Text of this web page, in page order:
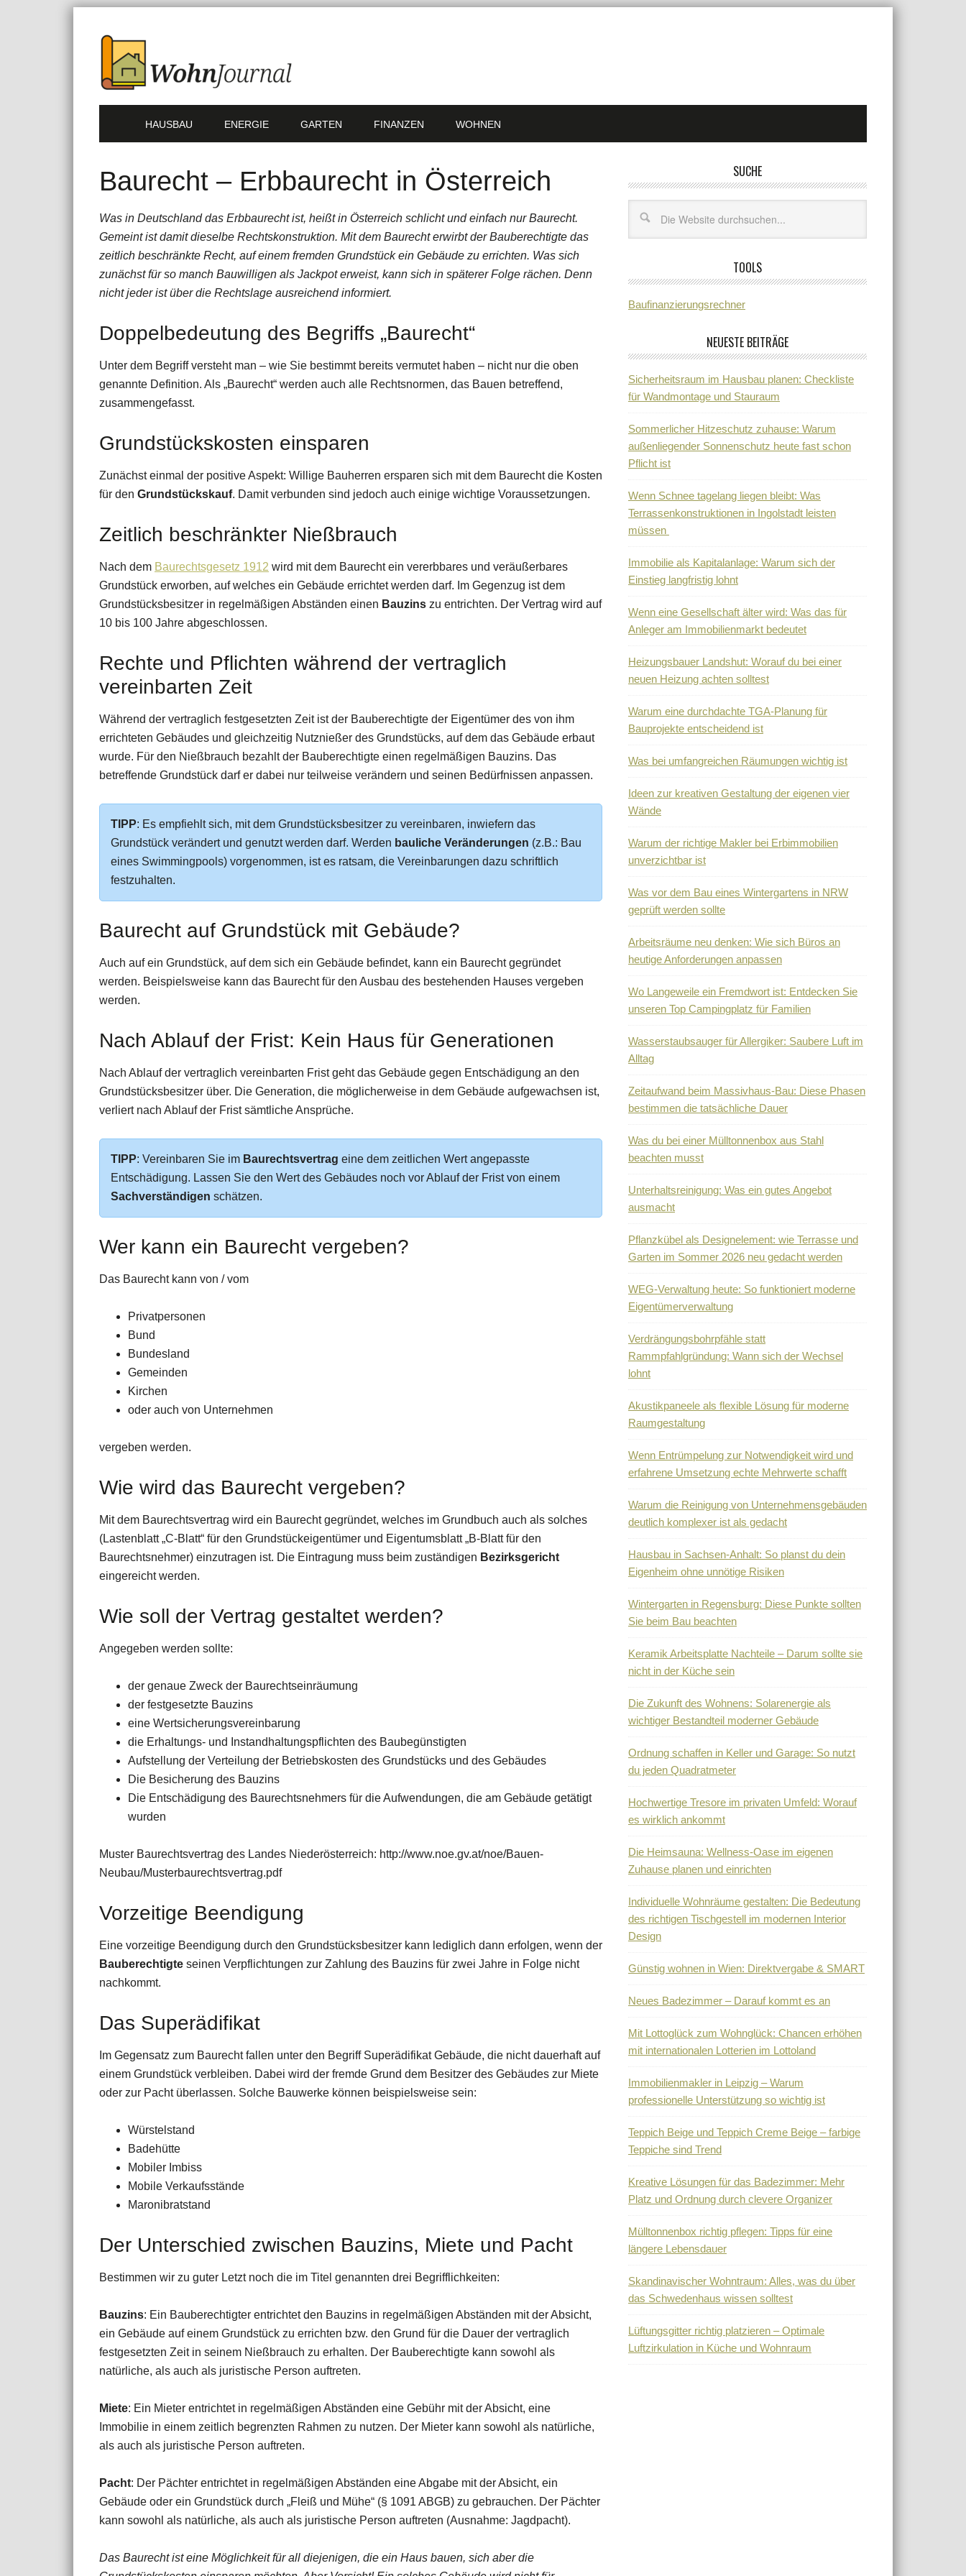
HAUSBAU ENERGIE GARTEN FINANZEN WOHNEN
Baurecht – Erbbaurecht in Österreich
Was in Deutschland das Erbbaurecht ist, heißt in Österreich schlicht und einfach nur Baurecht.
Gemeint ist damit dieselbe Rechtskonstruktion. Mit dem Baurecht erwirbt der Bauberechtigte das
zeitlich beschränkte Recht, auf einem fremden Grundstück ein Gebäude zu errichten. Was sich
zunächst für so manch Bauwilligen als Jackpot erweist, kann sich in späterer Folge rächen. Denn
nicht jeder ist über die Rechtslage ausreichend informiert.
Doppelbedeutung des Begriffs „Baurecht“
Unter dem Begriff versteht man – wie Sie bestimmt bereits vermutet haben – nicht nur die oben
genannte Definition. Als „Baurecht“ werden auch alle Rechtsnormen, das Bauen betreffend,
zusammengefasst.
Grundstückskosten einsparen
Zunächst einmal der positive Aspekt: Willige Bauherren ersparen sich mit dem Baurecht die Kosten
für den Grundstückskauf. Damit verbunden sind jedoch auch einige wichtige Voraussetzungen.
Zeitlich beschränkter Nießbrauch
Nach dem Baurechtsgesetz 1912 wird mit dem Baurecht ein vererbbares und veräußerbares
Grundstück erworben, auf welches ein Gebäude errichtet werden darf. Im Gegenzug ist dem
Grundstücksbesitzer in regelmäßigen Abständen einen Bauzins zu entrichten. Der Vertrag wird auf
10 bis 100 Jahre abgeschlossen.
Rechte und Pflichten während der vertraglich
vereinbarten Zeit
Während der vertraglich festgesetzten Zeit ist der Bauberechtigte der Eigentümer des von ihm
errichteten Gebäudes und gleichzeitig Nutznießer des Grundstücks, auf dem das Gebäude erbaut
wurde. Für den Nießbrauch bezahlt der Bauberechtigte einen regelmäßigen Bauzins. Das
betreffende Grundstück darf er dabei nur teilweise verändern und seinen Bedürfnissen anpassen.
TIPP: Es empfiehlt sich, mit dem Grundstücksbesitzer zu vereinbaren, inwiefern das
Grundstück verändert und genutzt werden darf. Werden bauliche Veränderungen (z.B.: Bau
eines Swimmingpools) vorgenommen, ist es ratsam, die Vereinbarungen dazu schriftlich
festzuhalten.
Baurecht auf Grundstück mit Gebäude?
Auch auf ein Grundstück, auf dem sich ein Gebäude befindet, kann ein Baurecht gegründet
werden. Beispielsweise kann das Baurecht für den Ausbau des bestehenden Hauses vergeben
werden.
Nach Ablauf der Frist: Kein Haus für Generationen
Nach Ablauf der vertraglich vereinbarten Frist geht das Gebäude gegen Entschädigung an den
Grundstücksbesitzer über. Die Generation, die möglicherweise in dem Gebäude aufgewachsen ist,
verliert nach Ablauf der Frist sämtliche Ansprüche.
TIPP: Vereinbaren Sie im Baurechtsvertrag eine dem zeitlichen Wert angepasste
Entschädigung. Lassen Sie den Wert des Gebäudes noch vor Ablauf der Frist von einem
Sachverständigen schätzen.
Wer kann ein Baurecht vergeben?
Das Baurecht kann von / vom
Privatpersonen
Bund
Bundesland
Gemeinden
Kirchen
oder auch von Unternehmen
vergeben werden.
Wie wird das Baurecht vergeben?
Mit dem Baurechtsvertrag wird ein Baurecht gegründet, welches im Grundbuch auch als solches
(Lastenblatt „C-Blatt“ für den Grundstückeigentümer und Eigentumsblatt „B-Blatt für den
Baurechtsnehmer) einzutragen ist. Die Eintragung muss beim zuständigen Bezirksgericht
eingereicht werden.
Wie soll der Vertrag gestaltet werden?
Angegeben werden sollte:
der genaue Zweck der Baurechtseinräumung
der festgesetzte Bauzins
eine Wertsicherungsvereinbarung
die Erhaltungs- und Instandhaltungspflichten des Baubegünstigten
Aufstellung der Verteilung der Betriebskosten des Grundstücks und des Gebäudes
Die Besicherung des Bauzins
Die Entschädigung des Baurechtsnehmers für die Aufwendungen, die am Gebäude getätigt
wurden
Muster Baurechtsvertrag des Landes Niederösterreich: http://www.noe.gv.at/noe/Bauen-
Neubau/Musterbaurechtsvertrag.pdf
Vorzeitige Beendigung
Eine vorzeitige Beendigung durch den Grundstücksbesitzer kann lediglich dann erfolgen, wenn der
Bauberechtigte seinen Verpflichtungen zur Zahlung des Bauzins für zwei Jahre in Folge nicht
nachkommt.
Das Superädifikat
Im Gegensatz zum Baurecht fallen unter den Begriff Superädifikat Gebäude, die nicht dauerhaft auf
einem Grundstück verbleiben. Dabei wird der fremde Grund dem Besitzer des Gebäudes zur Miete
oder zur Pacht überlassen. Solche Bauwerke können beispielsweise sein:
Würstelstand
Badehütte
Mobiler Imbiss
Mobile Verkaufsstände
Maronibratstand
Der Unterschied zwischen Bauzins, Miete und Pacht
Bestimmen wir zu guter Letzt noch die im Titel genannten drei Begrifflichkeiten:
Bauzins: Ein Bauberechtigter entrichtet den Bauzins in regelmäßigen Abständen mit der Absicht,
ein Gebäude auf einem Grundstück zu errichten bzw. den Grund für die Dauer der vertraglich
festgesetzten Zeit in seinem Nießbrauch zu erhalten. Der Bauberechtigte kann sowohl als
natürliche, als auch als juristische Person auftreten.
Miete: Ein Mieter entrichtet in regelmäßigen Abständen eine Gebühr mit der Absicht, eine
Immobilie in einem zeitlich begrenzten Rahmen zu nutzen. Der Mieter kann sowohl als natürliche,
als auch als juristische Person auftreten.
Pacht: Der Pächter entrichtet in regelmäßigen Abständen eine Abgabe mit der Absicht, ein
Gebäude oder ein Grundstück durch „Fleiß und Mühe“ (§ 1091 ABGB) zu gebrauchen. Der Pächter
kann sowohl als natürliche, als auch als juristische Person auftreten (Ausnahme: Jagdpacht).
Das Baurecht ist eine Möglichkeit für all diejenigen, die ein Haus bauen, sich aber die
SUCHE
TOOLS
Baufinanzierungsrechner
NEUESTE BEITRÄGE
Sicherheitsraum im Hausbau planen: Checkliste
für Wandmontage und Stauraum
Sommerlicher Hitzeschutz zuhause: Warum
außenliegender Sonnenschutz heute fast schon
Pflicht ist
Wenn Schnee tagelang liegen bleibt: Was
Terrassenkonstruktionen in Ingolstadt leisten
müssen
Immobilie als Kapitalanlage: Warum sich der
Einstieg langfristig lohnt
Wenn eine Gesellschaft älter wird: Was das für
Anleger am Immobilienmarkt bedeutet
Heizungsbauer Landshut: Worauf du bei einer
neuen Heizung achten solltest
Warum eine durchdachte TGA-Planung für
Bauprojekte entscheidend ist
Was bei umfangreichen Räumungen wichtig ist
Ideen zur kreativen Gestaltung der eigenen vier
Wände
Warum der richtige Makler bei Erbimmobilien
unverzichtbar ist
Was vor dem Bau eines Wintergartens in NRW
geprüft werden sollte
Arbeitsräume neu denken: Wie sich Büros an
heutige Anforderungen anpassen
Wo Langeweile ein Fremdwort ist: Entdecken Sie
unseren Top Campingplatz für Familien
Wasserstaubsauger für Allergiker: Saubere Luft im
Alltag
Zeitaufwand beim Massivhaus-Bau: Diese Phasen
bestimmen die tatsächliche Dauer
Was du bei einer Mülltonnenbox aus Stahl
beachten musst
Unterhaltsreinigung: Was ein gutes Angebot
ausmacht
Pflanzkübel als Designelement: wie Terrasse und
Garten im Sommer 2026 neu gedacht werden
WEG-Verwaltung heute: So funktioniert moderne
Eigentümerverwaltung
Verdrängungsbohrpfähle statt
Rammpfahlgründung: Wann sich der Wechsel
lohnt
Akustikpaneele als flexible Lösung für moderne
Raumgestaltung
Wenn Entrümpelung zur Notwendigkeit wird und
erfahrene Umsetzung echte Mehrwerte schafft
Warum die Reinigung von Unternehmensgebäuden
deutlich komplexer ist als gedacht
Hausbau in Sachsen-Anhalt: So planst du dein
Eigenheim ohne unnötige Risiken
Wintergarten in Regensburg: Diese Punkte sollten
Sie beim Bau beachten
Keramik Arbeitsplatte Nachteile – Darum sollte sie
nicht in der Küche sein
Die Zukunft des Wohnens: Solarenergie als
wichtiger Bestandteil moderner Gebäude
Ordnung schaffen in Keller und Garage: So nutzt
du jeden Quadratmeter
Hochwertige Tresore im privaten Umfeld: Worauf
es wirklich ankommt
Die Heimsauna: Wellness-Oase im eigenen
Zuhause planen und einrichten
Individuelle Wohnräume gestalten: Die Bedeutung
des richtigen Tischgestell im modernen Interior
Design
Günstig wohnen in Wien: Direktvergabe & SMART
Neues Badezimmer – Darauf kommt es an
Mit Lottoglück zum Wohnglück: Chancen erhöhen
mit internationalen Lotterien im Lottoland
Immobilienmakler in Leipzig – Warum
professionelle Unterstützung so wichtig ist
Teppich Beige und Teppich Creme Beige – farbige
Teppiche sind Trend
Kreative Lösungen für das Badezimmer: Mehr
Platz und Ordnung durch clevere Organizer
Mülltonnenbox richtig pflegen: Tipps für eine
längere Lebensdauer
Skandinavischer Wohntraum: Alles, was du über
das Schwedenhaus wissen solltest
Lüftungsgitter richtig platzieren – Optimale
Luftzirkulation in Küche und Wohnraum